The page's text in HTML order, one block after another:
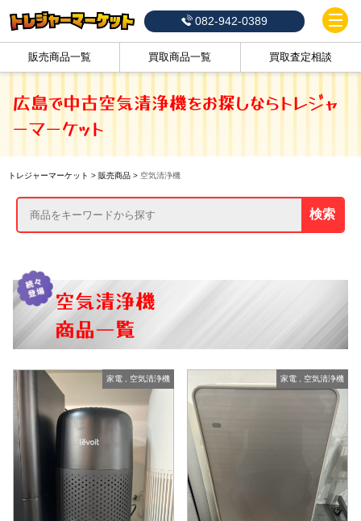
082-942-0389
販売商品一覧 買取商品一覧 買取査定相談
広島で中古空気清浄機をお探しならトレジャ
ーマーケット
トレジャーマーケット > 販売商品> 空気清浄機
検索
空気清浄機
商品一覧
家電, 空気清浄機 家電 , 空気清浄機